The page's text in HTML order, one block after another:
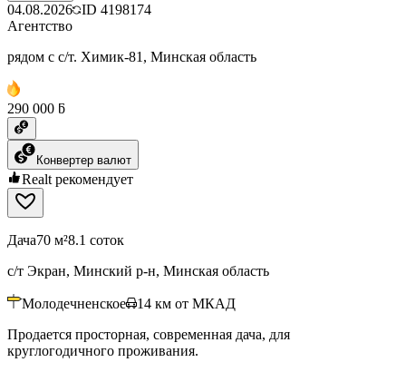
04.08.2026 ID 4198174
Агентство
рядом с с/т. Химик-81, Минская область
290 000 ƃ
Конвертер валют
Realt рекомендует
Дача70 м²8.1 соток
с/т Экран, Минский р-н, Минская область
Молодечненское 14 км от МКАД
Продается просторная, современная дача, для
круглогодичного проживания.